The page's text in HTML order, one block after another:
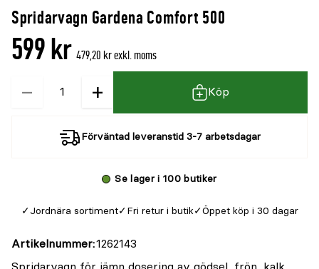
Spridarvagn Gardena Comfort 500
denna
{0}
Öppna
recensioner
599 kr 479,20 kr exkl. moms
−
Kvantitet + Köp
Förväntad leveranstid 3-7 arbetsdagar
Se lager i 100 butiker
Jordnära sortiment Fri retur i butik Öppet köp i 30 dagar
Artikelnummer 1262143